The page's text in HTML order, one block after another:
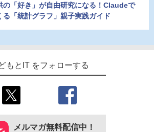
の「好き」が自由研究になる！Claudeで
る「統計グラフ」親子実践ガイド
もとIT をフォローする
メルマガ無料配信中！